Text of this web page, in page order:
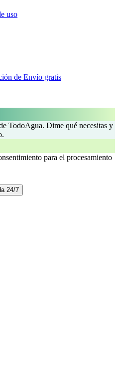
uso
de Envío gratis
TodoAgua. Dime qué necesitas y
para el procesamiento
24/7